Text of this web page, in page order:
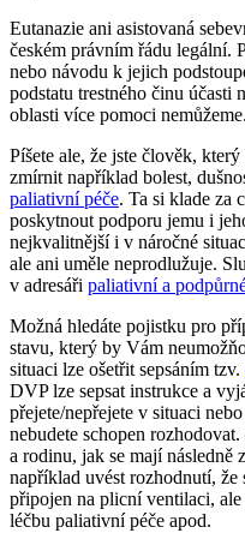
Eutanazie ani asistovaná
českém právním řádu legální.
nebo návodu k jejich
podstatu trestného činu účasti
oblasti více pomoci nemůžeme.
Píšete ale, že jste člověk,
zmírnit například bolest,
paliativní péče. Ta si klade za
poskytnout podporu jemu i
nejkvalitnější i v náročné
ale ani uměle neprodlužuje.
v adresáři paliativní a
Možná hledáte pojistku pro
stavu, který by Vám
situaci lze ošetřit sepsáním tzv.
DVP lze sepsat instrukce a
přejete/nepřejete v situaci
nebudete schopen
a rodinu, jak se mají následně
například uvést rozhodnutí,
připojen na plicní ventilaci,
léčbu paliativní péče apod.